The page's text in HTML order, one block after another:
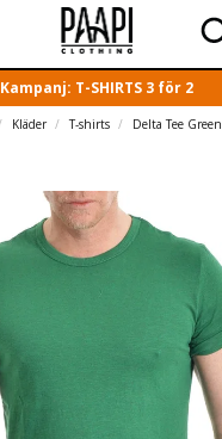
Kampanj: T-SHIRTS 3 för 2
Kläder T-shirts Delta Tee Green